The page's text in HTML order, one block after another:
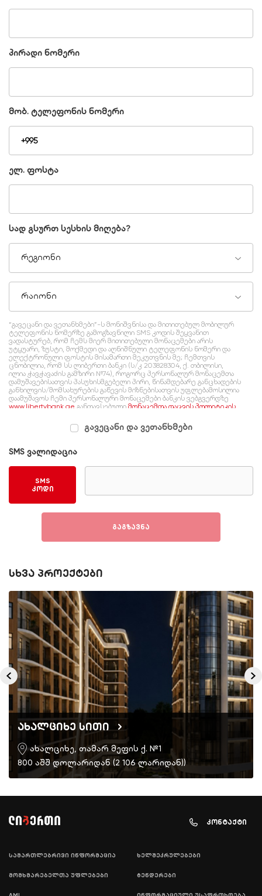
პირადი ნომერი
მობ. ტელეფონის ნომერი
ელ. ფოსტა
სად გსურთ სესხის მიღება?
რეგიონი
რაიონი
“გავეცანი და ვეთანხმები”-ს მონიშვნისა და მითითებულ მობილურ
ტელეფონის ნომერზე გამოგზავნილი SMS კოდის შეყვანით
ვადასტურებ, რომ ჩემს მიერ მითითებული მონაცემები არის
უტყუარი, ზუსტი, მოქმედი და აღნიშნული ტელეფონის ნომერი და
ელექტრონული ფოსტის მისამართი მეკუთვნის მე; ჩემთვის
ცნობილია, რომ სს ლიბერთი ბანკი (ს/კ 203828304, ქ. თბილისი,
ილია ჭავჭავაძის გამზირი №74), როგორც პერსონალურ მონაცემთა
დამუშავებისათვის პასუხისმგებელი პირი, წინამდებარე განცხადების
განხილვის/მომსახურების გაწევის მიზნებისათვის უფლებამოსილია
დაამუშავოს ჩემი პერსონალური მონაცემები ბანკის ვებგვერდზე
www.libertybank.ge განთავსებული მონაცემთა დაცვის პოლიტიკის
გავეცანი და ვეთანხმები
SMS ვალიდაცია
SMS
კოდი
გაგზავნა
სხვა პროექტები
ახალციხე სითი
ახალციხე, თამარ მეფის ქ. №1
800 აშშ დოლარიდან (2 106 ლარიდან))
კონტაქტი
სამართლებრივი ინფორმაცია ხელშეკრულებები
მომხმარებელთა უფლებები ტენდერები